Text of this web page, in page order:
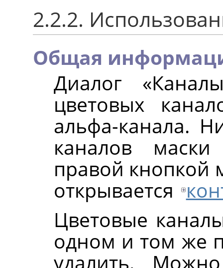
2.2.2.
Общая
Диалог
цветовых
альфа-канала.
каналов
правой кнопкой
открывается
Цветовые
одном и том же
удалить.